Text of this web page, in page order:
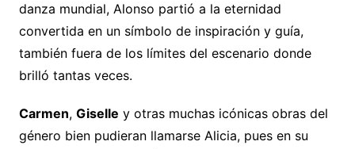
danza mundial, Alonso partió a la eternidad
convertida en un símbolo de inspiración y guía,
también fuera de los límites del escenario donde
brilló tantas veces.
Carmen, Giselle y otras muchas icónicas obras del
género bien pudieran llamarse Alicia, pues en su